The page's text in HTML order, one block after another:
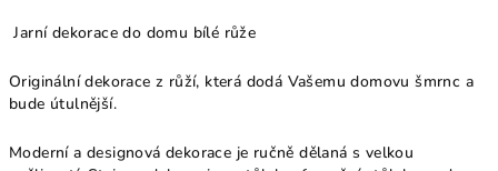
Jarní dekorace do domu bílé růže
Originální dekorace z růží, která dodá Vašemu domovu šmrnc a
bude útulnější.
Moderní a designová dekorace je ručně dělaná s velkou